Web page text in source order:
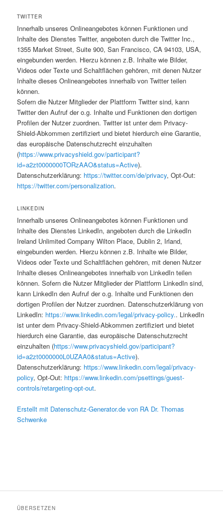
TWITTER
Innerhalb unseres Onlineangebotes können Funktionen und
Inhalte des Dienstes Twitter, angeboten durch die Twitter Inc.,
1355 Market Street, Suite 900, San Francisco, CA 94103, USA,
eingebunden werden. Hierzu können z.B. Inhalte wie Bilder,
Videos oder Texte und Schaltflächen gehören, mit denen Nutzer
Inhalte dieses Onlineangebotes innerhalb von Twitter teilen
können.
Sofern die Nutzer Mitglieder der Plattform Twitter sind, kann
Twitter den Aufruf der o.g. Inhalte und Funktionen den dortigen
Profilen der Nutzer zuordnen. Twitter ist unter dem Privacy-
Shield-Abkommen zertifiziert und bietet hierdurch eine Garantie,
das europäische Datenschutzrecht einzuhalten
(https://www.privacyshield.gov/participant?
id=a2zt0000000TORzAAO&status=Active).
Datenschutzerklärung: https://twitter.com/de/privacy, Opt-Out:
https://twitter.com/personalization.
LINKEDIN
Innerhalb unseres Onlineangebotes können Funktionen und
Inhalte des Dienstes LinkedIn, angeboten durch die LinkedIn
Ireland Unlimited Company Wilton Place, Dublin 2, Irland,
eingebunden werden. Hierzu können z.B. Inhalte wie Bilder,
Videos oder Texte und Schaltflächen gehören, mit denen Nutzer
Inhalte dieses Onlineangebotes innerhalb von LinkedIn teilen
können. Sofern die Nutzer Mitglieder der Plattform LinkedIn sind,
kann LinkedIn den Aufruf der o.g. Inhalte und Funktionen den
dortigen Profilen der Nutzer zuordnen. Datenschutzerklärung von
LinkedIn: https://www.linkedin.com/legal/privacy-policy.. LinkedIn
ist unter dem Privacy-Shield-Abkommen zertifiziert und bietet
hierdurch eine Garantie, das europäische Datenschutzrecht
einzuhalten (https://www.privacyshield.gov/participant?
id=a2zt0000000L0UZAA0&status=Active).
Datenschutzerklärung: https://www.linkedin.com/legal/privacy-
policy, Opt-Out: https://www.linkedin.com/psettings/guest-
controls/retargeting-opt-out.
Erstellt mit Datenschutz-Generator.de von RA Dr. Thomas
Schwenke
ÜBERSETZEN